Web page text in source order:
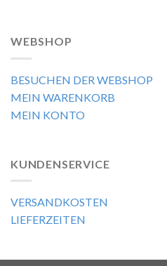
WEBSHOP
BESUCHEN DER WEBSHOP
MEIN WARENKORB
MEIN KONTO
KUNDENSERVICE
VERSANDKOSTEN
LIEFERZEITEN